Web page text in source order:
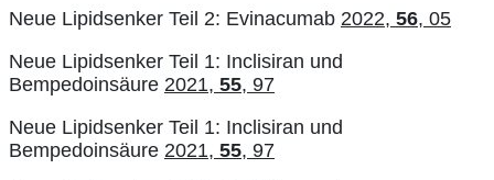
Neue Lipidsenker Teil 2: Evinacumab 2022, 56, 05
Neue Lipidsenker Teil 1: Inclisiran und
Bempedoinsäure 2021, 55, 97
Neue Lipidsenker Teil 1: Inclisiran und
Bempedoinsäure 2021, 55, 97